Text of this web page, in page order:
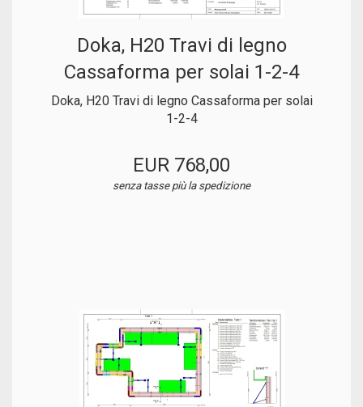
Doka, H20 Travi di legno
Cassaforma per solai 1-2-4
Doka, H20 Travi di legno Cassaforma per solai
1-2-4
EUR 768,00
senza tasse più la spedizione